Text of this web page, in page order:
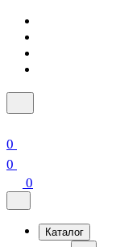
0
0
0
Каталог